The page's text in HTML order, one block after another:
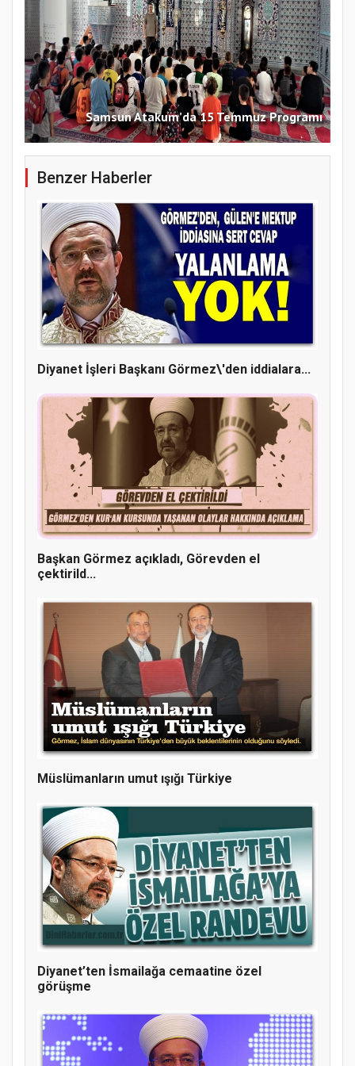
Samsun Atakum’da 15 Temmuz Programı
Doğanyol'da Temel Dini Bilgiler Sınavı
Gerçekleştirildi
Benzer Haberler
Diyanet İşleri Başkanı Görmez\'den iddialara...
Başkan Görmez açıkladı, Görevden el
çektirild...
Müslümanların umut ışığı Türkiye
Diyanet’ten İsmailağa cemaatine özel
görüşme